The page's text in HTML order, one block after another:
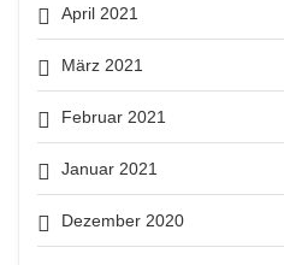
April 2021
März 2021
Februar 2021
Januar 2021
Dezember 2020